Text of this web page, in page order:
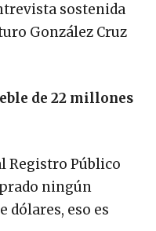
sostenida
González Cruz
de 22 millones
Registro Público
ningún
dólares, eso es